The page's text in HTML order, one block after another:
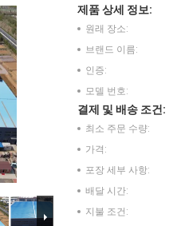
제품 상세 정보:
원래 장소:
브랜드 이름:
인증:
모델 번호:
결제 및 배송 조건:
최소 주문 수량:
가격:
포장 세부 사항:
배달 시간:
지불 조건: